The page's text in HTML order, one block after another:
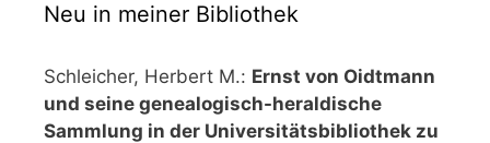
Neu in meiner Bibliothek
Schleicher, Herbert M.: Ernst von Oidtmann
und seine genealogisch-heraldische
Sammlung in der Universitätsbibliothek zu